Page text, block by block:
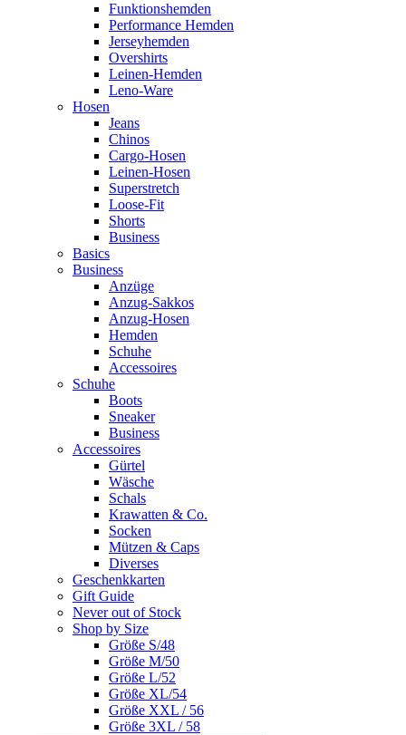
Funktionshemden
Performance Hemden
Jerseyhemden
Overshirts
Leinen-Hemden
Leno-Ware
Hosen
Jeans
Chinos
Cargo-Hosen
Leinen-Hosen
Superstretch
Loose-Fit
Shorts
Business
Basics
Business
Anzüge
Anzug-Sakkos
Anzug-Hosen
Hemden
Schuhe
Accessoires
Schuhe
Boots
Sneaker
Business
Accessoires
Gürtel
Wäsche
Schals
Krawatten & Co.
Socken
Mützen & Caps
Diverses
Geschenkkarten
Gift Guide
Never out of Stock
Shop by Size
Größe S/48
Größe M/50
Größe L/52
Größe XL/54
Größe XXL / 56
Größe 3XL / 58